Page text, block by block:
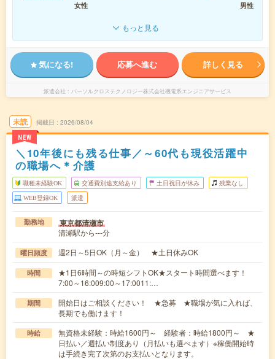
女性
男性
もっと見る
気になる! 応募へ進む 詳しく見る
派遣会社 パーソルクロステクノロジー株式会社機電系エンジニアサービス
未読
NEW
掲載日 2026/08/04
＼10年後にも残る仕事／～60代も現役活躍中
の職場へ＊介護
職種未経験OK 交通費別途支給あり 土日祝日が休み 残業なし
WEB登録OK 派遣
勤務地 東京都清瀬市
清瀬駅から---分
曜日頻度 週2日～5日OK（月～金） ★土日休みOK
時間
★1日6時間～の時短シフトOK★スタート時間選べます！
7:00～16:009:00～17:0011:…
期間
開始日はご相談ください！ ★急募 ★職場が気に入れば、
長期でも働けます！
時給
無資格未経験：時給1600円～ 経験者：時給1800円～ ★
日払い／週払い制度あり（月払いも選べます）※稼働開始時
は手続き完了次第のお支払いとなります。